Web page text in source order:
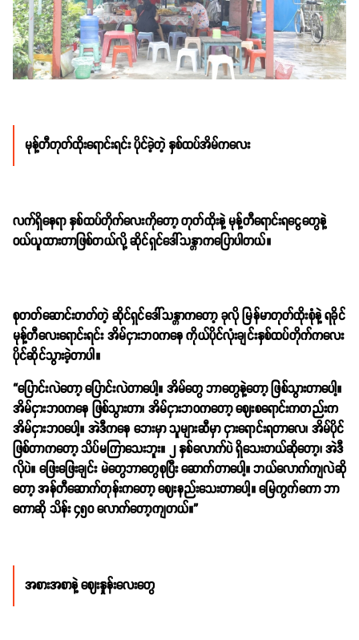
မုန့်တီတုတ်ထိုးရောင်းရင်း ပိုင်ခဲ့တဲ့ နှစ်ထပ်အိမ်ကလေး
လက်ရှိနေရာ နှစ်ထပ်တိုက်လေးကိုတော့ တုတ်ထိုးနဲ့ မုန့်တီရောင်းရငွေတွေနဲ့
ဝယ်ယူထားတာဖြစ်တယ်လို့ ဆိုင်ရှင်ဒေါ်သန္တာကပြောပါတယ်။
စုတတ်ဆောင်းတတ်တဲ့ ဆိုင်ရှင်ဒေါ်သန္တာကတော့ ခုလို မြန်မာတုတ်ထိုးစုံနဲ့ ရခိုင်
မုန့်တီလေးရောင်းရင်း အိမ်ငှားဘဝကနေ ကိုယ်ပိုင်လုံးချင်းနှစ်ထပ်တိုက်ကလေး
ပိုင်ဆိုင်သွားခဲ့တာပါ။
“ပြောင်းလဲတော့ ပြောင်းလဲတာပေါ့။ အိမ်တွေ ဘာတွေနဲ့တော့ ဖြစ်သွားတာပေါ့။
အိမ်ငှားဘဝကနေ ဖြစ်သွားတာ၊ အိမ်ငှားဘဝကတော့ ဈေးစရောင်းကတည်းက
အိမ်ငှားဘဝပေါ့။ အဲဒီကနေ ဘေးမှာ သူများဆီမှာ ငှားရောင်းရတာလေ၊ အိမ်ပိုင်
ဖြစ်တာကတော့ သိပ်မကြာသေးဘူး။ ၂ နှစ်လောက်ပဲ ရှိသေးတယ်ဆိုတော့၊ အဲဒီ
လိုပဲ။ ဖြေးဖြေးချင်း မဲတွေဘာတွေစုပြီး ဆောက်တာပေါ့။ ဘယ်လောက်ကျလဲဆို
တော့ အန်တီဆောက်တုန်းကတော့ ဈေးနည်းသေးတာပေါ့။ မြေကွက်ကော ဘာ
ကောဆို သိန်း ၄၅၀ လောက်တော့ကျတယ်။”
အစားအစာနဲ့ ဈေးနှုန်းလေးတွေ